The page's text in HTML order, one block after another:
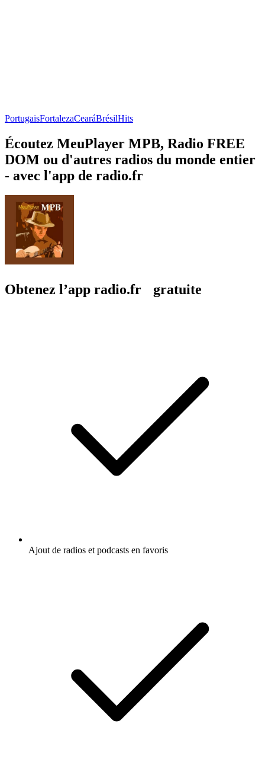
PortugaisFortalezaCearáBrésilHits
Écoutez MeuPlayer MPB, Radio FREE
DOM ou d'autres radios du monde entier
- avec l'app de radio.fr
Obtenez l’app radio.fr gratuite
Ajout de radios et podcasts en favoris